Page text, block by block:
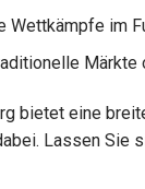
Wettkämpfe im
bietet eine
Lassen Sie